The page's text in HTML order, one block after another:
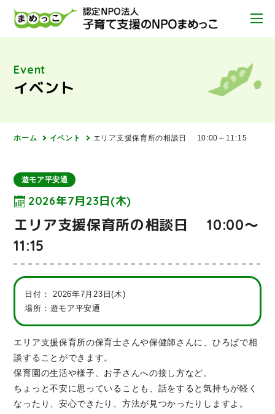
Event
イベント
ホーム イベント エリア支援保育所の相談日 10:00～11:15
遊モア平安通
2026年7月23日(木)
エリア支援保育所の相談日 10:00～
11:15
日付：2026年7月23日(木)
場所：遊モア平安通
エリア支援保育所の保育士さんや保健師さんに、ひろばで相
談することができます。
保育園の生活や様子、お子さんへの接し方など。
ちょっと不安に思っていることも、話をすると気持ちが軽く
なったり、安心できたり、方法が見つかったりしますよ。